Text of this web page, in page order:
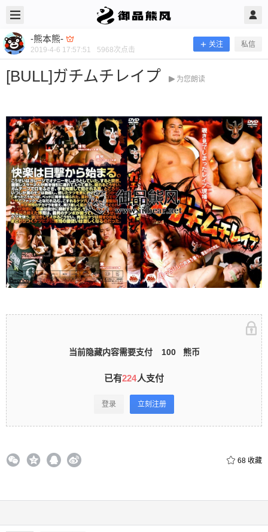
-熊本熊-
2019-4-6 17:57:51 5968次点击
关注 私信
[BULL]ガチムチレイプ 为您朗读
当前隐藏内容需要支付 100 熊币
已有224人支付
登录 立刻注册
68 收藏
-熊本熊- @ 御品熊风 2019/4/06
[BULL]ガチムチレイプ
当前隐藏内容需要支付100熊币 已有224人支付 登
录立刻注册 0 收藏